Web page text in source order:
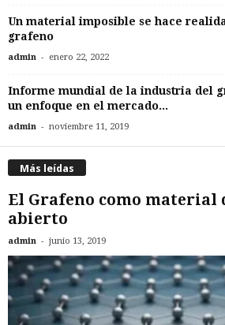
Un material imposible se hace
grafeno
admin - enero 22, 2022
Informe mundial de la industria del
un enfoque en el mercado...
admin - noviembre 11, 2019
Más leídas
El Grafeno como material
abierto
admin - junio 13, 2019